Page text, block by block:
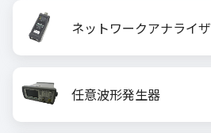
ネットワークアナライザ
任意波形発生器